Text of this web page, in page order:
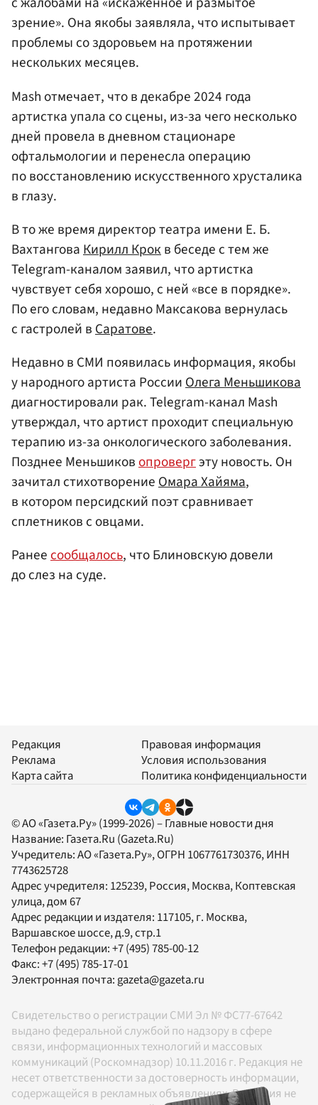
зрение». Она якобы заявляла, что испытывает
проблемы со здоровьем на протяжении
нескольких месяцев.
Mash отмечает, что в декабре 2024 года
артистка упала со сцены, из-за чего несколько
дней провела в дневном стационаре
офтальмологии и перенесла операцию
по восстановлению искусственного хрусталика
в глазу.
В то же время директор театра имени Е. Б.
ВахтанговаКирилл Крокв беседе с тем же
Telegram-каналом заявил, что артистка
чувствует себя хорошо, с ней «все в порядке».
По его словам, недавно Максакова вернулась
с гастролей вСаратове.
Недавно в СМИ появилась информация, якобы
у народного артиста РоссииОлега Меньшикова
диагностировали рак. Telegram-канал Mash
утверждал, что артист проходит специальную
терапию из-за онкологического заболевания.
Позднее Меньшиковопровергэту новость. Он
зачитал стихотворениеОмара Хайяма,
в котором персидский поэт сравнивает
сплетников с овцами.
Ранеесообщалось, что Блиновскую довели
до слез на суде.
Редакция
Реклама
Карта сайта
Правовая информация
Условия использования
Политика конфиденциальности
© АО «Газета.Ру» (1999-2026) – Главные новости дня
Название: Газета.Ru (Gazeta.Ru)
Учредитель:АО «Газета.Ру», ОГРН 1067761730376, ИНН
7743625728
Адрес учредителя: 125239, Россия, Москва, Коптевская
улица, дом 67
Адрес редакции и издателя: 117105, г. Москва,
Варшавское шоссе, д.9, стр.1
Телефон редакции:+7 (495) 785-00-12
Факс:+7 (495) 785-17-01
Электронная почта: gazeta@gazeta.ru
Свидетельство о регистрации СМИ Эл № ФС77-67642
выдано федеральной службой по надзору в сфере
связи, информационных технологий и массовых
коммуникаций (Роскомнадзор) 10.11.2016 г. Редакция не
несет ответственности за достоверность информации,
содержащейся в рекламных объявлениях. Редакция не